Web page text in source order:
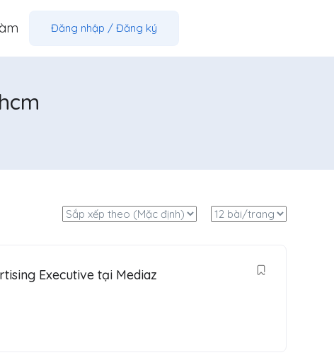
Đăng nhập / Đăng ký
Executive tại Mediaz